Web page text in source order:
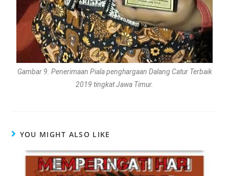
Gambar 9. Penerimaan Piala penghargaan Dalang Catur Terbaik
2019 tingkat Jawa Timur.
YOU MIGHT ALSO LIKE